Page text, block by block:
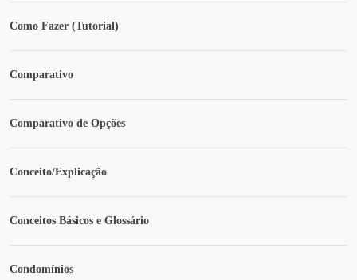
Como Fazer (Tutorial)
Comparativo
Comparativo de Opções
Conceito/Explicação
Conceitos Básicos e Glossário
Condomínios